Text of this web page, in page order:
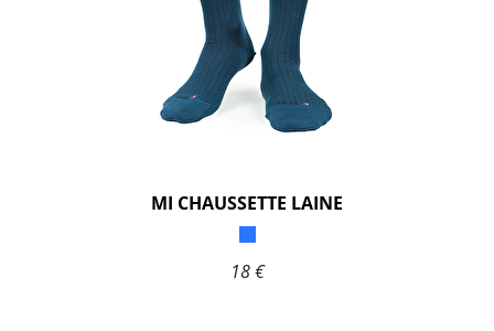
MI CHAUSSETTE LAINE
18 €